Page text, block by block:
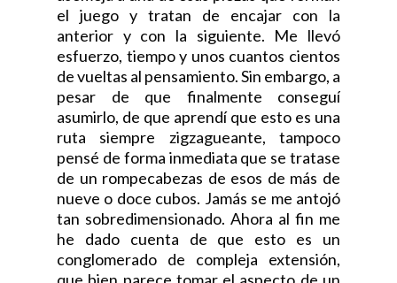
el juego y tratan de encajar con la
anterior y con la siguiente. Me llevó
esfuerzo, tiempo y unos cuantos cientos
de vueltas al pensamiento. Sin embargo, a
pesar de que finalmente conseguí
asumirlo, de que aprendí que esto es una
ruta siempre zigzagueante, tampoco
pensé de forma inmediata que se tratase
de un rompecabezas de esos de más de
nueve o doce cubos. Jamás se me antojó
tan sobredimensionado. Ahora al fin me
he dado cuenta de que esto es un
conglomerado de compleja extensión,